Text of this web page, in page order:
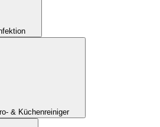
& Küchenreiniger